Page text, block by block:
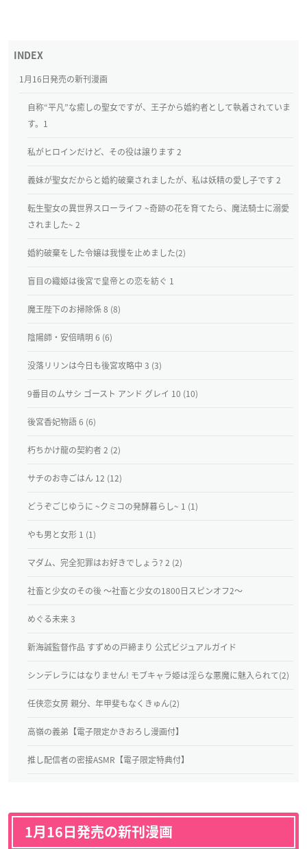
1月16日発売の新刊漫画
自称“平凡”な癒しの聖女ですが、王子から婚約者として執着されていま
す。1
私がヒロインだけど、その役は譲ります 2
義妹が聖女だからと婚約破棄されましたが、私は妖精の愛し子です 2
転生聖女の異世界スローライフ ~奇跡の花を育てたら、魔法騎士に溺愛
されました~ 2
婚約破棄をした令嬢は我慢を止めました(2)
盲目の織姫は後宮で皇帝との恋を紡ぐ 1
魔王陛下のお掃除係 8 (8)
陰陽師・安倍晴明 6 (6)
没落リリンは今日も後宮攻略中 3 (3)
9番目のムサシ ゴースト アンド グレイ 10 (10)
後宮香妃物語 6 (6)
朽ちかけ龍の契約者 2 (2)
サチのお寺ごはん 12 (12)
どうぞごじゆうに ~クミコの発酵暮らし~ 1 (1)
やも男と女形 1 (1)
マダム、完全犯罪はお好きでしょう? 2 (2)
社畜と少女のその後 ～社畜と少女の1800日スピンオフ2～
めぐる未来 3
新海誠監督作品 すずめの戸締まり 公式ビジュアルガイド
シンデレラにはなりません! モブキャラ姫は淫らな悪魔に魅入られて(2)
任侠恋女房 親分、年甲斐もなくきゅん(2)
高嶺の義弟【電子限定かきおろし漫画付】
推し配信者の密接ASMR【電子限定特典付】
1月16日発売の新刊漫画